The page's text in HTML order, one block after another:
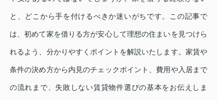
と、どこから手を付けるべきか迷いがちです。この記事で
は、初めて家を借りる方が安心して理想の住まいを見つけら
れるよう、分かりやすくポイントを解説いたします。家賃や
条件の決め方から内見のチェックポイント、費用や入居まで
の流れまで、失敗しない賃貸物件選びの基本をお伝えしま